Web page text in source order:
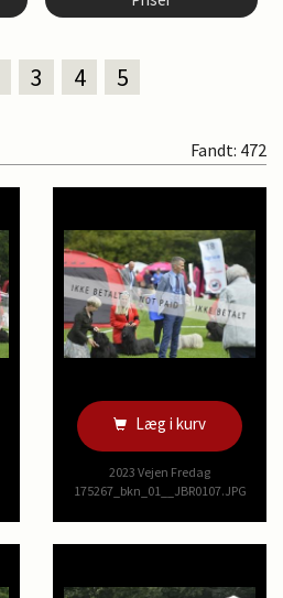
3 4 5
Fandt: 472
Læg i kurv
2023 Vejen Fredag
175267_bkn_01__JBR0107.JPG